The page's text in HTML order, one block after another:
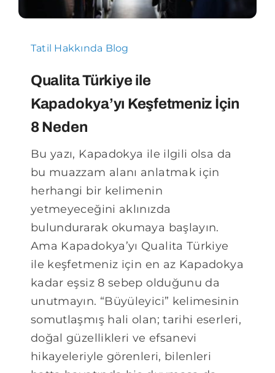
organizasyonlarımızı
ve iyi ki varsınız Feyza hanım .. ”
Tolga & Hilal Pekel Saray Lojistik
Qualita Türkiye ile
Kapadokya’yı Keşfetmeniz İçin
8 Neden
bu muazzam alanı anlatmak için
yetmeyeceğini aklınızda
bulundurarak okumaya başlayın.
Ama Kapadokya’yı Qualita Türkiye
ile keşfetmeniz için en az Kapadokya
kadar eşsiz 8 sebep olduğunu da
unutmayın. “Büyüleyici” kelimesinin
somutlaşmış hali olan; tarihi eserleri,
doğal güzellikleri ve efsanevi
hikayeleriyle görenleri, bilenleri
hatta hayatında hiç duymasa da